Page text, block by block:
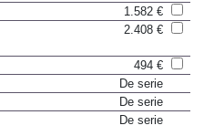
1.582 €
2.408 €
494 €
De serie
De serie
De serie